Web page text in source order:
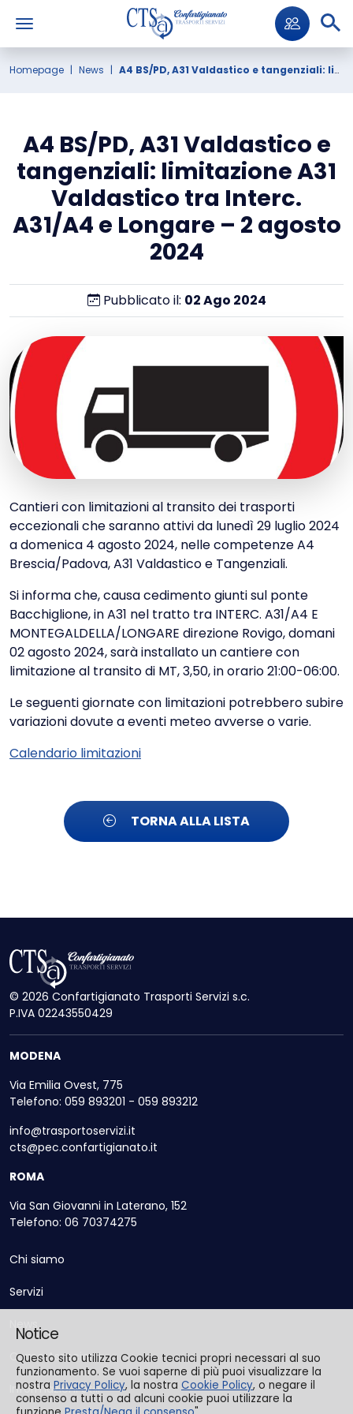
Homepage News A4 BS/PD, A31 Valdastico e tangenziali: limitazione A31 Valdastico tra Interc. A31/A4 e Longare – 2 agosto 2024
A4 BS/PD, A31 Valdastico e
tangenziali: limitazione A31
Valdastico tra Interc.
A31/A4 e Longare – 2 agosto
2024
Pubblicato il: 02Ago 2024
Cantieri con limitazioni al transito dei trasporti
eccezionali che saranno attivi da lunedì 29 luglio 2024
a domenica 4 agosto 2024, nelle competenze A4
Brescia/Padova, A31 Valdastico e Tangenziali.
Si informa che, causa cedimento giunti sul ponte
Bacchiglione, in A31 nel tratto tra INTERC. A31/A4 E
MONTEGALDELLA/LONGARE direzione Rovigo, domani
02 agosto 2024, sarà installato un cantiere con
limitazione al transito di MT, 3,50, in orario 21:00-06:00.
Le seguenti giornate con limitazioni potrebbero subire
variazioni dovute a eventi meteo avverse o varie.
Calendario limitazioni
TORNA ALLA LISTA
© 2026 Confartigianato Trasporti Servizi s.c.
P.IVA 02243550429
MODENA
Via Emilia Ovest, 775
Telefono: 059 893201 - 059 893212
info@trasportoservizi.it
cts@pec.confartigianato.it
ROMA
Via San Giovanni in Laterano, 152
Telefono: 06 70374275
Chi siamo
Servizi
News
Come Associarsi
Informazioni Utili
Notice
Questo sito utilizza Cookie tecnici propri necessari al suo
funzionamento. Se vuoi saperne di più puoi visualizzare la
nostra Privacy Policy, la nostra Cookie Policy, o negare il
consenso a tutti o ad alcuni cookie puoi utilizzare la